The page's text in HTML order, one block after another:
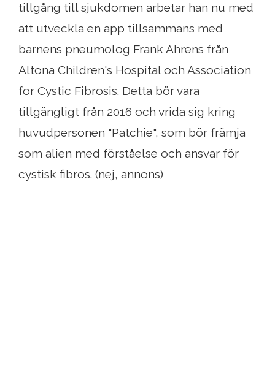
tillgång till sjukdomen arbetar han nu med
att utveckla en app tillsammans med
barnens pneumolog Frank Ahrens från
Altona Children's Hospital och Association
for Cystic Fibrosis. Detta bör vara
tillgängligt från 2016 och vrida sig kring
huvudpersonen "Patchie", som bör främja
som alien med förståelse och ansvar för
cystisk fibros. (nej, annons)